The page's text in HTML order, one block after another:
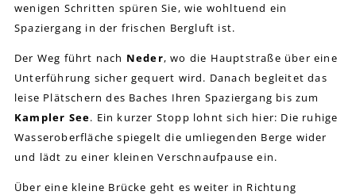
wenigen Schritten spüren Sie, wie wohltuend ein
Spaziergang in der frischen Bergluft ist.
Der Weg führt nach Neder, wo die Hauptstraße über eine
Unterführung sicher gequert wird. Danach begleitet das
leise Plätschern des Baches Ihren Spaziergang bis zum
Kampler See. Ein kurzer Stopp lohnt sich hier: Die ruhige
Wasseroberfläche spiegelt die umliegenden Berge wider
und lädt zu einer kleinen Verschnaufpause ein.
Über eine kleine Brücke geht es weiter in Richtung